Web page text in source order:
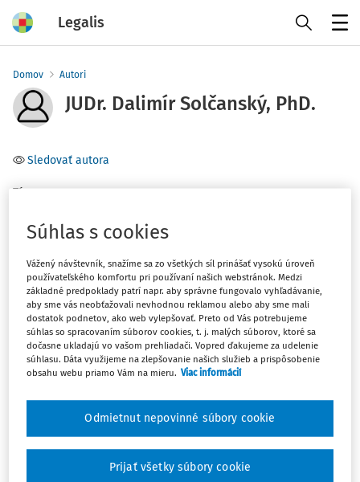
Legalis
Domov Autori
JUDr. Dalimír Solčanský, PhD.
Sledovať autora
Téma
Filter
Počet vyhľadaných dokumentov:1
Zoradiť podľa:
Najnovšie
Najstaršie
Novela zákona o konkurze a
reštrukturalizácii - predstavenie
vybraných nových inštitútov v zákone
Súhlas s cookies
Vážený návštevník, snažíme sa zo všetkých síl prinášať vysokú úroveň
používateľského komfortu pri používaní našich webstránok. Medzi
základné predpoklady patrí napr. aby správne fungovalo vyhľadávanie,
aby sme vás neobťažovali nevhodnou reklamou alebo aby sme mali
dostatok podnetov, ako web vylepšovať. Preto od Vás potrebujeme
súhlas so spracovaním súborov cookies, t. j. malých súborov, ktoré sa
dočasne ukladajú vo vašom prehliadači. Vopred ďakujeme za udelenie
súhlasu. Dáta využijeme na zlepšovanie našich služieb a prispôsobenie
obsahu webu priamo Vám na mieru. Viac informácií
Odmietnut nepovinné súbory cookie
Prijať všetky súbory cookie